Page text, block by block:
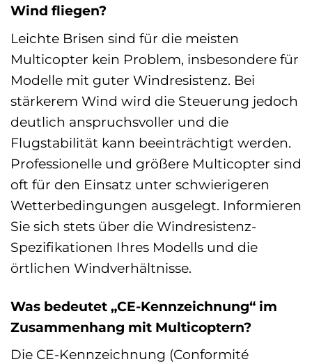
Wind fliegen?
Leichte Brisen sind für die meisten
Multicopter kein Problem, insbesondere für
Modelle mit guter Windresistenz. Bei
stärkerem Wind wird die Steuerung jedoch
deutlich anspruchsvoller und die
Flugstabilität kann beeinträchtigt werden.
Professionelle und größere Multicopter sind
oft für den Einsatz unter schwierigeren
Wetterbedingungen ausgelegt. Informieren
Sie sich stets über die Windresistenz-
Spezifikationen Ihres Modells und die
örtlichen Windverhältnisse.
Was bedeutet „CE-Kennzeichnung“ im
Zusammenhang mit Multicoptern?
Die CE-Kennzeichnung (Conformité